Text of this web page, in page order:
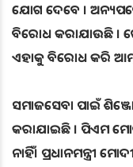
ଯୋଗ ଦେବେ ।
ବିରୋଧ କରାଯାଉଛି ।
ଏହାକୁ ବିରୋଧ କରି
ସମାଜସେବା ପାଇଁ
କରାଯାଇଛି । ପିଏମ
ନାହିଁ। ପ୍ରଧାନମନ୍ତ୍ରୀ